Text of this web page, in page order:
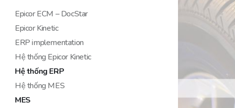
Epicor ECM – DocStar
Epicor Kinetic
ERP implementation
Hệ thống Epicor Kinetic
Hệ thống ERP
Hệ thống MES
MES